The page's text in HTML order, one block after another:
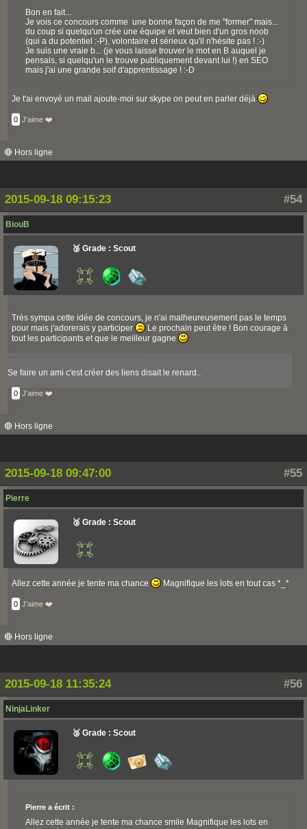
Bon en fait...
Je vois ce concours comme une bonne façon de me "former" mais...
du coup si quelqu'un crée une équipe et veut bien d'un gros noob
(qui a du potentiel :-P), volontaire et sérieux qu'il n'hésite pas ! :-)
Je suis une vraie b... (je vous laisse trouver le mot en B auquel je
pensais, si quelqu'un le trouve publiquement devant lui !) en SEO
mais j'ai une grande soif d'apprentissage ! :-D
Je t'ai envoyé un mail ajoute-moi sur skype on peut en parler déjà
0 J'aime ❤️
🔴 Hors ligne
#54
2015-09-18 09:15:23
BiouB
🥉 Grade : Scout
Très sympa cette idée de concours, je n'ai malheureusement pas le temps
pour mais j'adorerais y participer
Le prochain peut être ! Bon courage à
tout les participants et que le meilleur gagne
Se faire un ami c'est créer des liens disait le renard..
0 J'aime ❤️
🔴 Hors ligne
#55
2015-09-18 09:47:00
Pierre
🥉 Grade : Scout
Allez cette année je tente ma chance Magnifique les lots en tout cas *_*
0 J'aime ❤️
🔴 Hors ligne
#56
2015-09-18 11:35:24
NinjaLinker
🥉 Grade : Scout
Pierre a écrit :
Allez cette année je tente ma chance smile Magnifique les lots en